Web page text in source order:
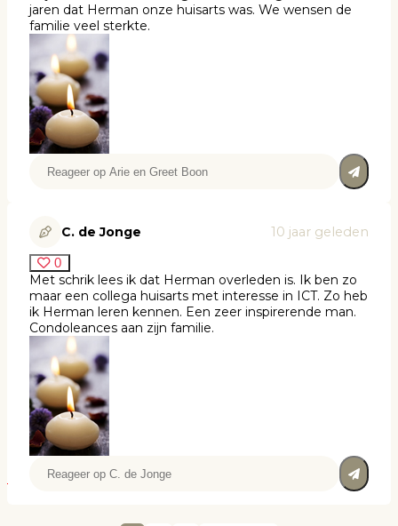
jaren dat Herman onze huisarts was. We wensen de
familie veel sterkte.
C. de Jonge 10 jaar geleden
0
Met schrik lees ik dat Herman overleden is. Ik ben zo
maar een collega huisarts met interesse in ICT. Zo heb
ik Herman leren kennen. Een zeer inspirerende man.
Condoleances aan zijn familie.